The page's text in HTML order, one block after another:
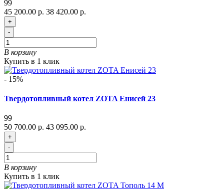
99
45 200.00 р. 38 420.00 р.
+
-
В корзину
Купить в 1 клик
- 15%
Твердотопливный котел ZOTA Енисей 23
99
50 700.00 р. 43 095.00 р.
+
-
В корзину
Купить в 1 клик